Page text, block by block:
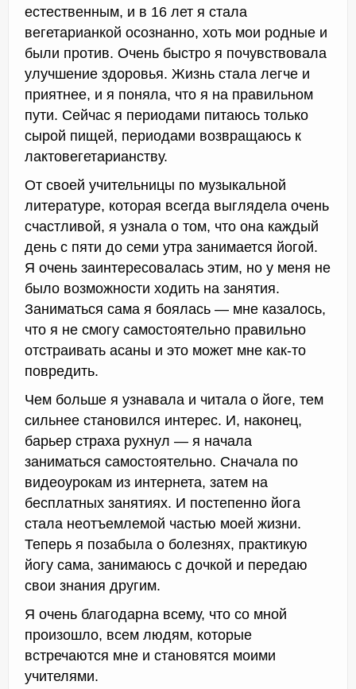
естественным, и в 16 лет я стала
вегетарианкой осознанно, хоть мои родные и
были против. Очень быстро я почувствовала
улучшение здоровья. Жизнь стала легче и
приятнее, и я поняла, что я на правильном
пути. Сейчас я периодами питаюсь только
сырой пищей, периодами возвращаюсь к
лактовегетарианству.
От своей учительницы по музыкальной
литературе, которая всегда выглядела очень
счастливой, я узнала о том, что она каждый
день с пяти до семи утра занимается йогой.
Я очень заинтересовалась этим, но у меня не
было возможности ходить на занятия.
Заниматься сама я боялась — мне казалось,
что я не смогу самостоятельно правильно
отстраивать асаны и это может мне как-то
повредить.
Чем больше я узнавала и читала о йоге, тем
сильнее становился интерес. И, наконец,
барьер страха рухнул — я начала
заниматься самостоятельно. Сначала по
видеоурокам из интернета, затем на
бесплатных занятиях. И постепенно йога
стала неотъемлемой частью моей жизни.
Теперь я позабыла о болезнях, практикую
йогу сама, занимаюсь с дочкой и передаю
свои знания другим.
Я очень благодарна всему, что со мной
произошло, всем людям, которые
встречаются мне и становятся моими
учителями.